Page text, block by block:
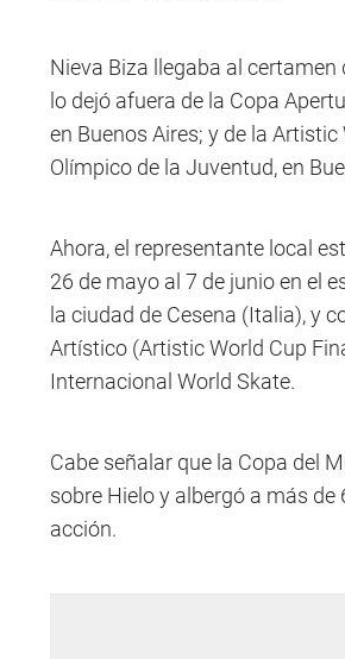
Nieva Biza llegaba al
lo dejó afuera de la Copa
en Buenos Aires; y de la
Olímpico de la Juventud, en
Ahora, el representante local
26 de mayo al 7 de junio en el
la ciudad de Cesena (Italia), y
Artístico (Artistic World Cup
Internacional World Skate.
Cabe señalar que la Copa del
sobre Hielo y albergó a más
acción.